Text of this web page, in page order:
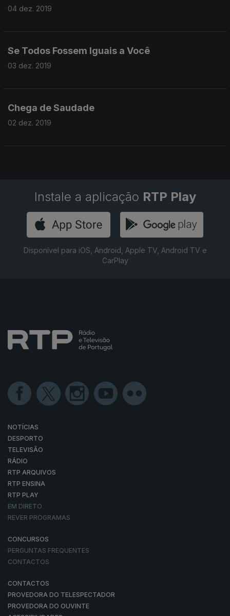
04 dez. 2019
Se Todos Fossem Iguais a Você
03 dez. 2019
Chega de Saudade
02 dez. 2019
Instale a aplicação RTP Play
Disponível para iOS, Android, Apple TV, Android TV e
CarPlay
NOTÍCIAS
DESPORTO
TELEVISÃO
RÁDIO
RTP ARQUIVOS
RTP ENSINA
RTP PLAY
EM DIRETO
REVER PROGRAMAS
CONCURSOS
PERGUNTAS FREQUENTES
CONTACTOS
CONTACTOS
PROVEDORA DO TELESPECTADOR
PROVEDORA DO OUVINTE